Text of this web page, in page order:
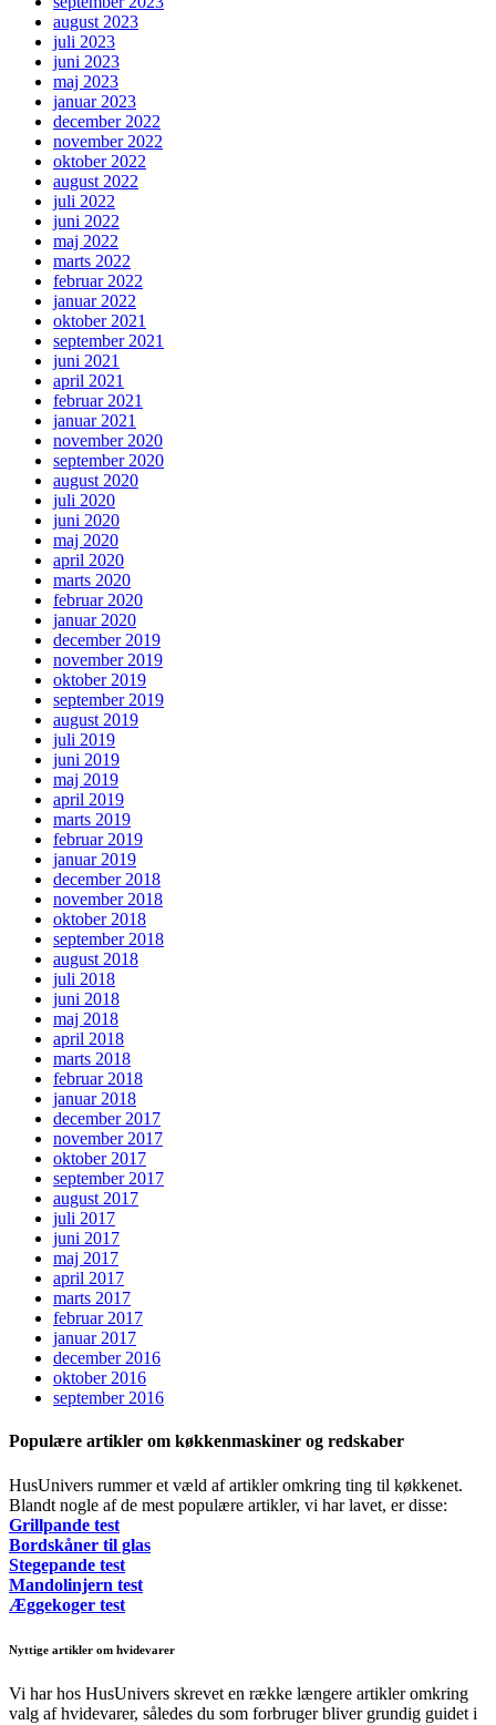
august 2023
juli 2023
juni 2023
maj 2023
januar 2023
december 2022
november 2022
oktober 2022
august 2022
juli 2022
juni 2022
maj 2022
marts 2022
februar 2022
januar 2022
oktober 2021
september 2021
juni 2021
april 2021
februar 2021
januar 2021
november 2020
september 2020
august 2020
juli 2020
juni 2020
maj 2020
april 2020
marts 2020
februar 2020
januar 2020
december 2019
november 2019
oktober 2019
september 2019
august 2019
juli 2019
juni 2019
maj 2019
april 2019
marts 2019
februar 2019
januar 2019
december 2018
november 2018
oktober 2018
september 2018
august 2018
juli 2018
juni 2018
maj 2018
april 2018
marts 2018
februar 2018
januar 2018
december 2017
november 2017
oktober 2017
september 2017
august 2017
juli 2017
juni 2017
maj 2017
april 2017
marts 2017
februar 2017
januar 2017
december 2016
oktober 2016
september 2016
Populære artikler om køkkenmaskiner og redskaber
HusUnivers rummer et væld af artikler omkring ting til køkkenet.
Blandt nogle af de mest populære artikler, vi har lavet, er disse:
Grillpande test
Bordskåner til glas
Stegepande test
Mandolinjern test
Æggekoger test
Nyttige artikler om hvidevarer
Vi har hos HusUnivers skrevet en række længere artikler omkring
valg af hvidevarer, således du som forbruger bliver grundig guidet i